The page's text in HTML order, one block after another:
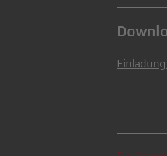
Einladung